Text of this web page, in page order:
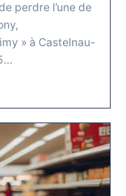
perdre l’une de
» à Castelnau-